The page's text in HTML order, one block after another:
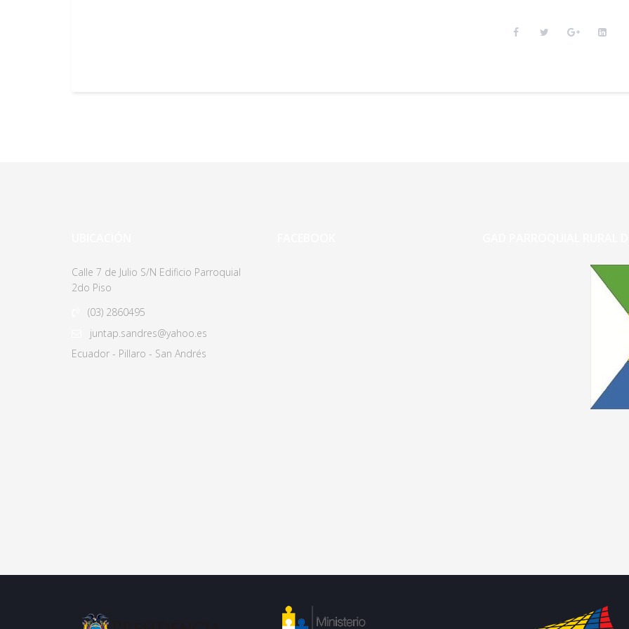
Calle 7 de Julio S/N Edificio Parroquial
2do Piso
(03) 2860495
juntap.sandres@yahoo.es
Ecuador - Pillaro - San Andrés